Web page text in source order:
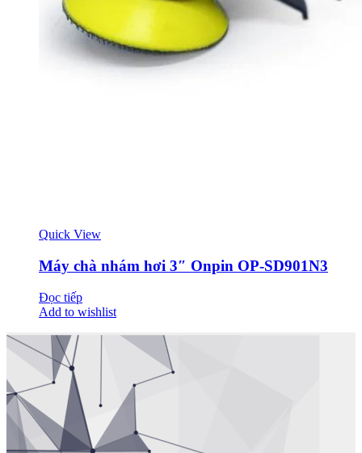
Quick View
Máy chà nhám hơi 3″ Onpin OP-SD901N3
Đọc tiếp
Add to wishlist